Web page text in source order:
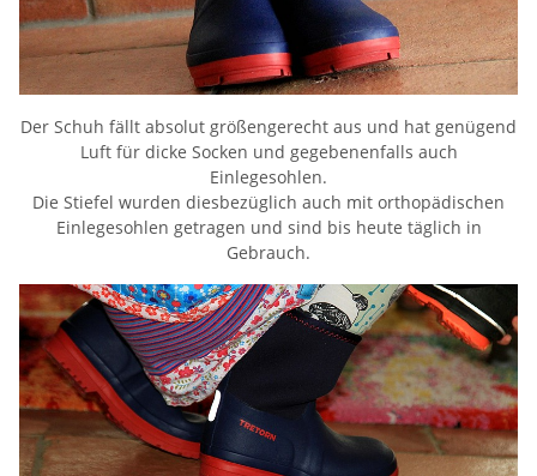
Der Schuh fällt absolut größengerecht aus und hat genügend
Luft für dicke Socken und gegebenenfalls auch
Einlegesohlen.
Die Stiefel wurden diesbezüglich auch mit orthopädischen
Einlegesohlen getragen und sind bis heute täglich in
Gebrauch.